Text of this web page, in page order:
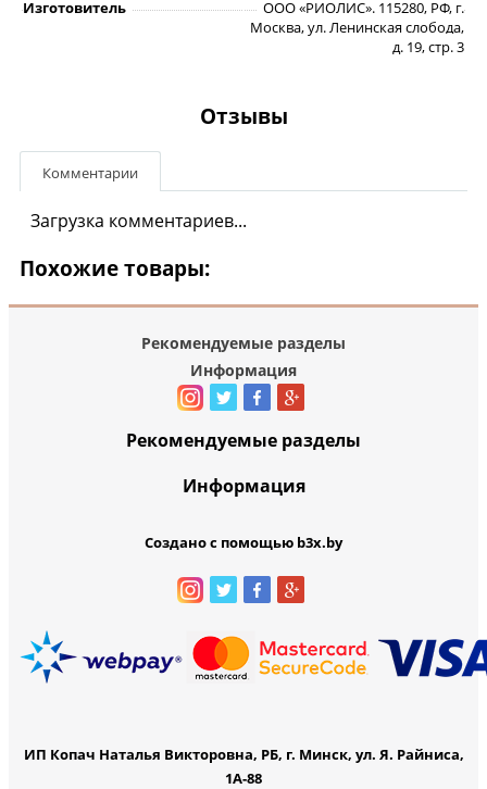
Изготовитель
ООО «РИОЛИС». 115280, РФ, г.
Москва, ул. Ленинская слобода,
д. 19, стр. 3
Отзывы
Комментарии
Загрузка комментариев...
Похожие товары:
Рекомендуемые разделы
Информация
Рекомендуемые разделы
Информация
Создано с помощью b3x.by
ИП Копач Наталья Викторовна, РБ, г. Минск, ул. Я. Райниса,
1А-88